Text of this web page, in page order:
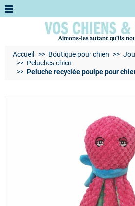
Accueil Boutique pour chien
Peluches chien
Peluche recyclée poulpe pour